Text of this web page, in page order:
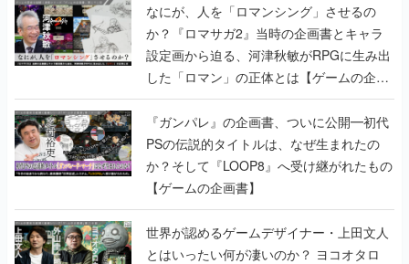
なにが、人を「ロマンシング」させるの
か？『ロマサガ2』当時の企画書とキャラ
設定画から迫る、河津秋敏がRPGに生み出
した「ロマン」の正体とは【ゲームの企画
書】
『ガンパレ』の企画書、ついに公開━初代
PSの伝説的タイトルは、なぜ生まれたの
か？そして『LOOP8』へ受け継がれたもの
【ゲームの企画書】
世界が認めるゲームデザイナー・上田文人
とはいったい何が凄いのか？ ヨコオタロ